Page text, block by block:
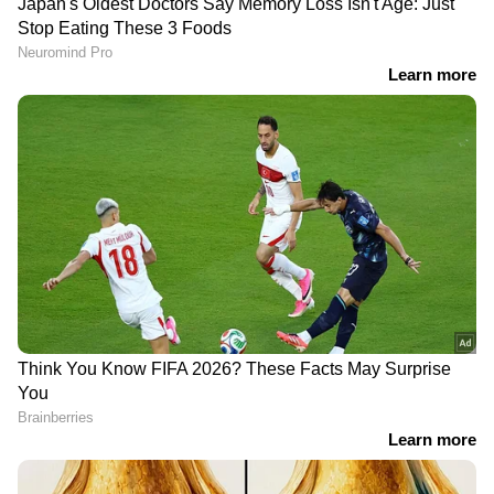
DOWNLOAD APP
RECOMMENDED STORIES